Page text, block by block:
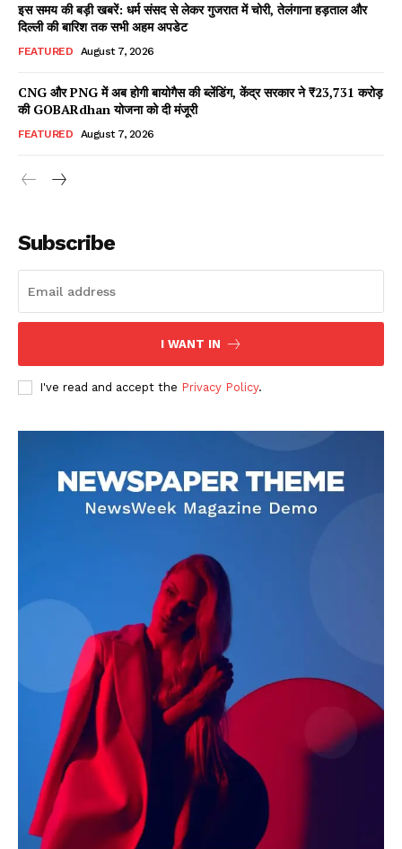
DOWNLOAD NOW
AIN NEWS 1
About Us
Facebook
X WhatsApp
Share
इस समय की बड़ी खबरें: धर्म संसद से लेकर गुजरात में चोरी, तेलंगाना हड़ताल और
दिल्ली की बारिश तक सभी अहम अपडेट
FEATURED August 7, 2026
CNG और PNG में अब होगी बायोगैस की ब्लेंडिंग, केंद्र सरकार ने ₹23,731 करोड़
की GOBARdhan योजना को दी मंजूरी
FEATURED August 7, 2026
Subscribe
I WANT IN
I've read and accept the Privacy Policy.